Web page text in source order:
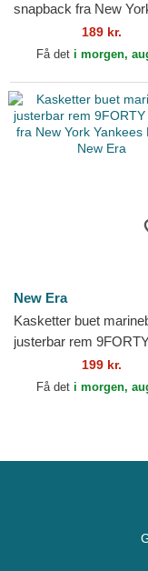
snapback fra New
Yankees MLB af 47
189 kr.
Få det i morgen,
New Era
Kasketter buet
justerbar rem
Outline fra New York
Yankees MLB af New
199 kr.
Få det i morgen,